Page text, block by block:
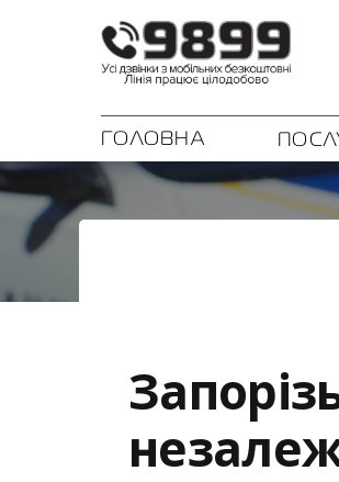
ГОЛОВНА